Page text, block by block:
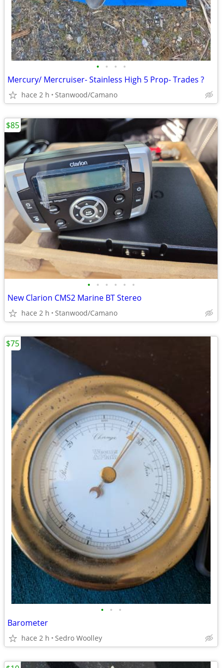
• • • •
Mercury/ Mercruiser- Stainless High 5 Prop- Trades ?
hace 2 h Stanwood/Camano
• • • • • •
New Clarion CMS2 Marine BT Stereo
hace 2 h Stanwood/Camano
$85
• • •
Barometer
hace 2 h Sedro Woolley
$75